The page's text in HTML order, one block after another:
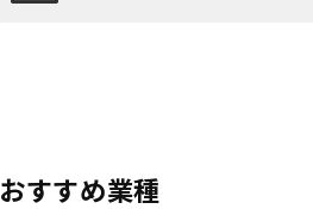
おすすめ業種